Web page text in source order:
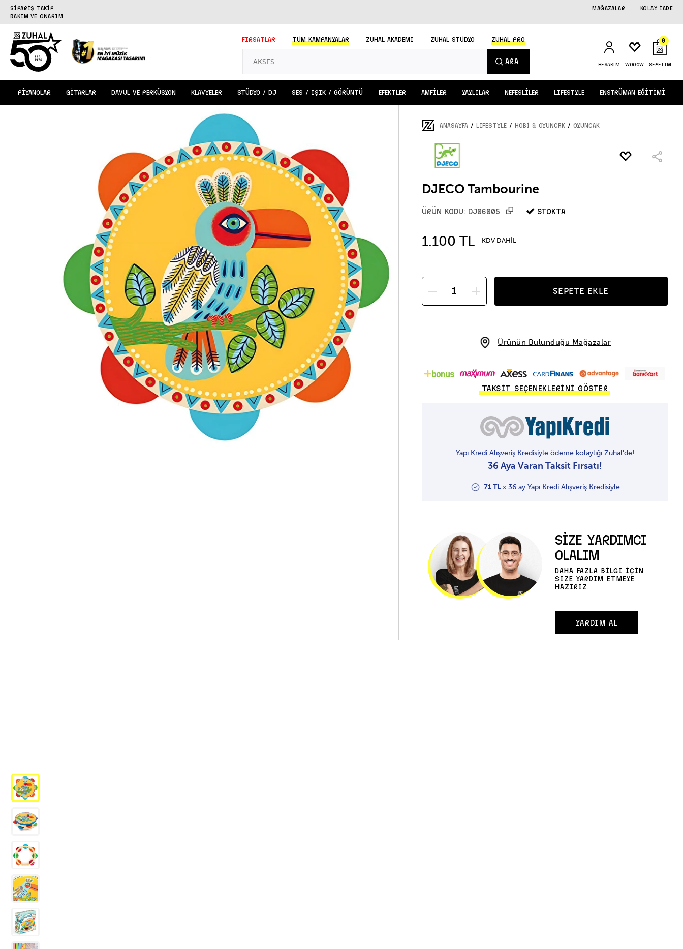
SİPARİŞ TAKİP
BAKIM VE ONARIM
KOLAY İADE
MAĞAZALAR
FIRSATLAR TÜMKAMPANYALAR ZUHAL AKADEMİ ZUHAL STÜDYO ZUHAL PRO
ARA HESABIM WOOOW
0
SEPETİM
PİYANOLAR GİTARLAR DAVUL VE PERKÜSYON KLAVYELER STÜDYO / DJ SES / IŞIK / GÖRÜNTÜ EFEKTLER AMFİLER YAYLILAR NEFESLİLER LIFESTYLE ENSTRÜMAN EĞİTİMİ
ANASAYFA / LIFESTYLE / Hobi & Oyuncak / OYUNCAK
DJECO Tambourine
ÜRÜN KODU: DJ06005 STOKTA
1.100 TL KDV DAHİL
SEPETE EKLE
Ürünün Bulunduğu Mağazalar
TAKSİT SEÇENEKLERİNİ GÖSTER
Yapı Kredi Alışveriş Kredisiyle ödeme kolaylığı Zuhal'de!
36 Aya Varan Taksit Fırsatı!
71 TLx 36 ay Yapı Kredi Alışveriş Kredisiyle
SİZE YARDIMCI
OLALIM
DAHA FAZLA BİLGİ İÇİN
SİZE YARDIM ETMEYE
HAZIRIZ.
YARDIM AL